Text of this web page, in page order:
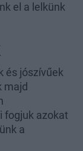
el a lelkünk
és jószívűek
majd
fogjuk azokat
a